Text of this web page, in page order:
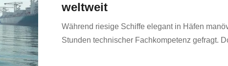
weltweit
Während riesige Schiffe elegant in Häfen
Stunden technischer Fachkompetenz gefragt.